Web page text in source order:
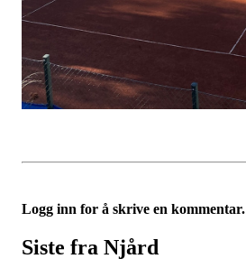
Logg inn for å skrive en kommentar.
Siste fra Njård